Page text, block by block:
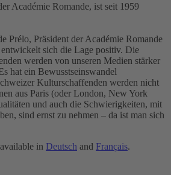
Académie Romande, ist seit 1959
Prélo, Präsident der Académie Romande
sich die Lage positiv. Die
werden von unseren Medien stärker
hat ein Bewusstseinswandel
Kulturschaffenden werden nicht
aus Paris (oder London, New York
und auch die Schwierigkeiten, mit
sind ernst zu nehmen – da ist man sich
in Deutsch and Français.